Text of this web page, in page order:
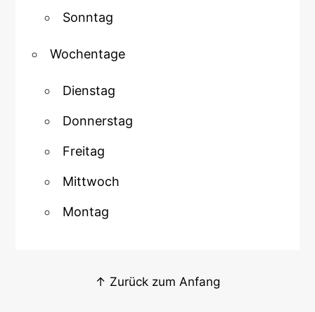
Sonntag
Wochentage
Dienstag
Donnerstag
Freitag
Mittwoch
Montag
↑ Zurück zum Anfang